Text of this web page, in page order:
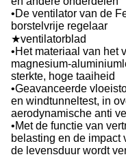
•De ventilator van de
borstelvrije regelaar
★ventilatorblad
•Het materiaal van het
magnesium-
sterkte, hoge taaiheid
•Geavanceerde
en windtunneltest, in
aerodynamische anti
•Met de functie van
belasting en de impact
de levensduur wordt